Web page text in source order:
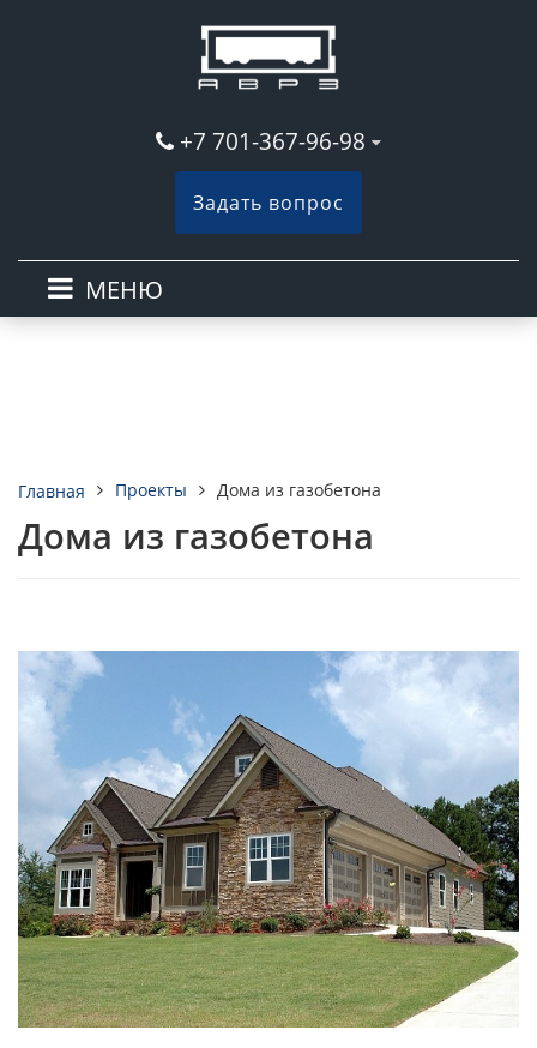
+7 701-367-96-98
Задать вопрос
МЕНЮ
Главная Проекты Дома из газобетона
Дома из газобетона